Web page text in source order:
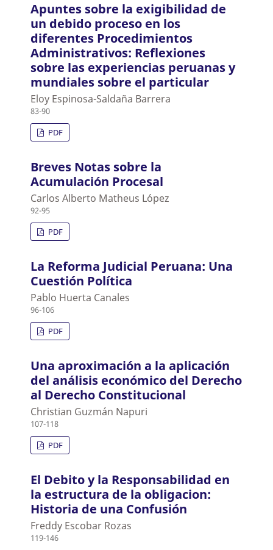
Apuntes sobre la exigibilidad de
un debido proceso en los
diferentes Procedimientos
Administrativos: Reflexiones
sobre las experiencias peruanas y
mundiales sobre el particular
Eloy Espinosa-Saldaña Barrera
83-90
PDF
Breves Notas sobre la
Acumulación Procesal
Carlos Alberto Matheus López
92-95
PDF
La Reforma Judicial Peruana: Una
Cuestión Política
Pablo Huerta Canales
96-106
PDF
Una aproximación a la aplicación
del análisis económico del Derecho
al Derecho Constitucional
Christian Guzmán Napuri
107-118
PDF
El Debito y la Responsabilidad en
la estructura de la obligacion:
Historia de una Confusión
Freddy Escobar Rozas
119-146